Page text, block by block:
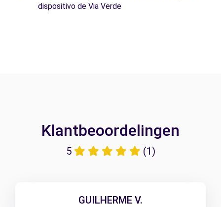
dispositivo de Via Verde
Klantbeoordelingen
5 (1)
GUILHERME V.